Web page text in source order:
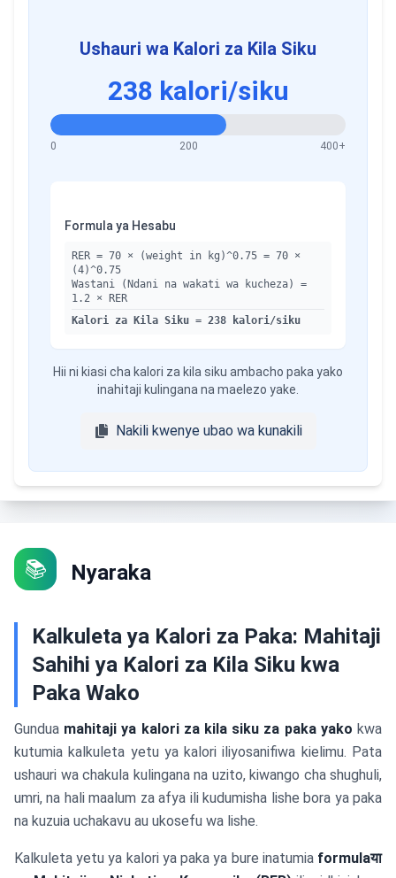
Ushauri wa Kalori za Kila Siku
238 kalori/siku
0 200 400+
Formula ya Hesabu
RER = 70 × (weight in kg)^0.75 = 70 ×
(4)^0.75
Wastani (Ndani na wakati wa kucheza)
=
1.2 × RER
Kalori za Kila Siku = 238 kalori/siku
Hii ni kiasi cha kalori za kila siku ambacho paka yako
inahitaji kulingana na maelezo yake.
Nakili kwenye ubao wa kunakili
📚 Nyaraka
Kalkuleta ya Kalori za Paka: Mahitaji
Sahihi ya Kalori za Kila Siku kwa
Paka Wako
Gundua mahitaji ya kalori za kila siku za paka yako kwa
kutumia kalkuleta yetu ya kalori iliyosanifiwa kielimu. Pata
ushauri wa chakula kulingana na uzito, kiwango cha shughuli,
umri, na hali maalum za afya ili kudumisha lishe bora ya paka
na kuzuia uchakavu au ukosefu wa lishe.
Kalkuleta yetu ya kalori ya paka ya bure inatumia formulaया